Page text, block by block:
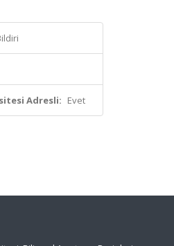
Adresli: Evet